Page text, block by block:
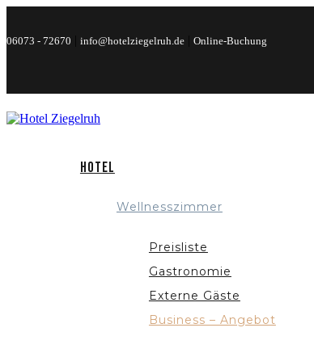
06073 - 72670 info@hotelziegelruh.de Online-Buchung
Hotel
Wellnesszimmer
Preisliste
Gastronomie
Externe Gäste
Business – Angebot